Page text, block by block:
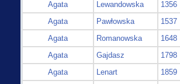
Agata
Lewandowska
1356
Agata
Pawłowska
1537
Agata
Romanowska
1648
Agata
Gajdasz
1798
Agata
Lenart
1859